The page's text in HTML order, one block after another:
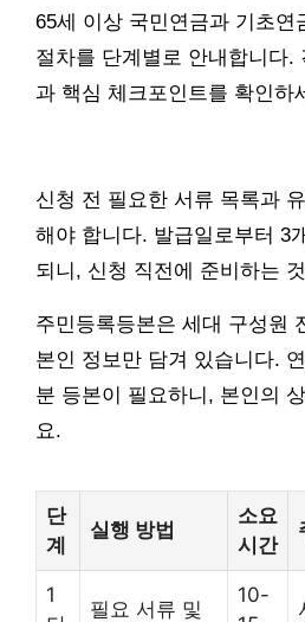
65세 이상 국민연금과 기초연
절차를 단계별로 안내합니다.
과 핵심 체크포인트를 확인하
신청 전 필요한 서류 목록과
해야 합니다. 발급일로부터 3
되니, 신청 직전에 준비하는
주민등록등본은 세대 구성원
본인 정보만 담겨 있습니다.
분 등본이 필요하니, 본인의
요.
단
계
실행 방법
소요
시간
1
필요 서류 및
10-